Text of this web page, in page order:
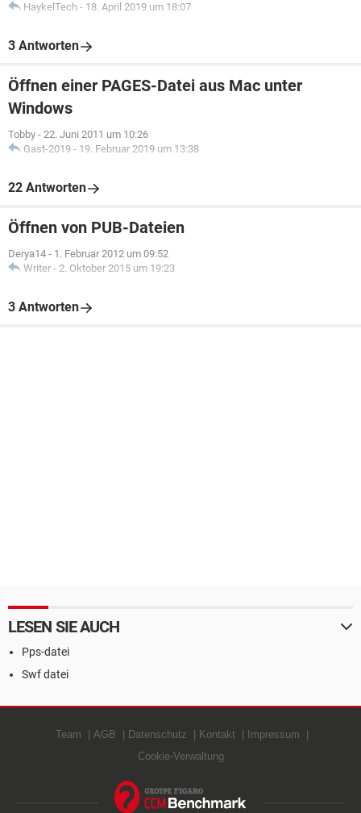
HaykelTech - 18. April 2019 um 18:07
3 Antworten
Öffnen einer PAGES-Datei aus Mac unter
Windows
Tobby - 22. Juni 2011 um 10:26
Gast-2019 - 19. Februar 2019 um 13:38
22 Antworten
Öffnen von PUB-Dateien
Derya14 - 1. Februar 2012 um 09:52
Writer - 2. Oktober 2015 um 19:23
3 Antworten
LESEN SIE AUCH
Pps-datei
Swf datei
Team AGB Datenschutz Kontakt
Impressum
Cookie-Verwaltung